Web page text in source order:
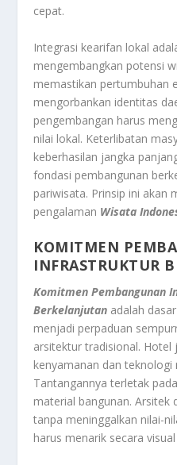
cepat.
Integrasi kearifan lokal
mengembangkan potensi
memastikan pertumbuhan
mengorbankan identitas
pengembangan harus
nilai lokal. Keterlibatan
keberhasilan jangka
fondasi pembangunan
pariwisata. Prinsip ini akan
pengalaman Wisata
KOMITMEN
INFRASTRUKTUR
Komitmen Pembangunan
Berkelanjutan adalah
menjadi perpaduan
arsitektur tradisional. Hotel
kenyamanan dan
Tantangannya terletak
material bangunan. Arsitek
tanpa meninggalkan nilai-
harus menarik secara